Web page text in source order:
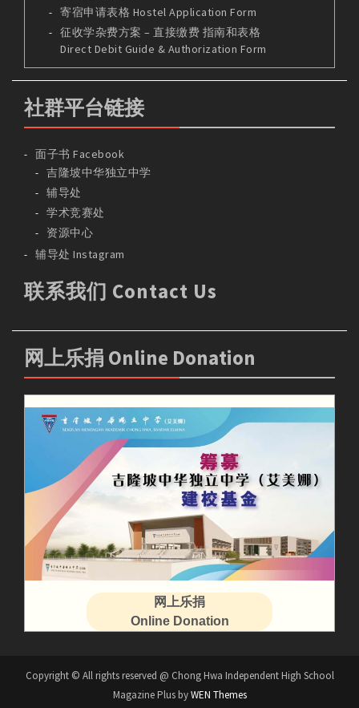
寄宿申请表格 Hostel Application Form
征收学杂费方案 – 直接缴费 指南和表格
Direct Debit Guide & Authorization Form
社群平台链接
面子书 Facebook
吉隆坡中华独立中学
辅导处
学术竞赛处
资源中心
辅导处 Instagram
联系我们 Contact Us
网上乐捐 Online Donation
网上乐捐
Online Donation
Copyright © All rights reserved @ Chong Hwa Independent High School
Magazine Plus byWEN Themes